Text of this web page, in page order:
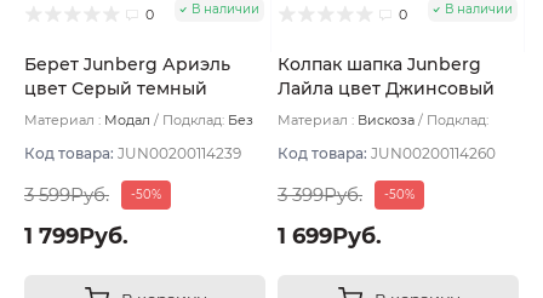
0 В наличии
Берет Junberg Ариэль
цвет Серый темный
Материал : Модал Подклад: Без
Код товара: JUN00200114239
3 599Руб. -50%
1 799Руб.
0 В наличии
Колпак шапка Junberg
Лайла цвет Джинсовый
Материал : Вискоза
Подклад:
Код товара: JUN00200114260
3 399Руб. -50%
1 699Руб.